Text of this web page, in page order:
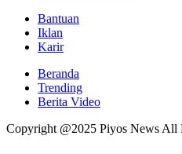
Bantuan
Iklan
Karir
Beranda
Trending
Berita Video
Copyright @2025 Piyos News All